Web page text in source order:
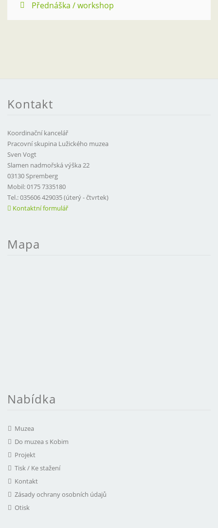
Přednáška / workshop
Kontakt
Koordinační kancelář
Pracovní skupina Lužického muzea
Sven Vogt
Slamen nadmořská výška 22
03130 Spremberg
Mobil: 0175 7335180
Tel.: 035606 429035 (úterý - čtvrtek)
Kontaktní formulář
Mapa
Nabídka
Muzea
Do muzea s Kobim
Projekt
Tisk / Ke stažení
Kontakt
Zásady ochrany osobních údajů
Otisk